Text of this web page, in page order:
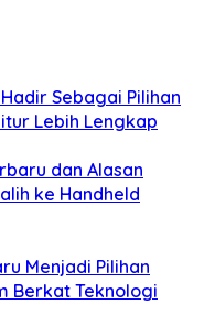
Sebagai Pilihan
Lebih Lengkap
dan Alasan
ke Handheld
Menjadi Pilihan
Berkat Teknologi